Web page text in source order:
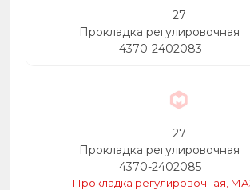
27
Прокладка регулировочная
4370-2402083
27
Прокладка регулировочная
4370-2402085
Прокладка регулировочная,